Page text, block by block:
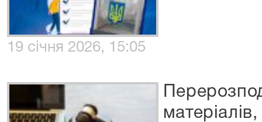
19 січня 2026, 15:05